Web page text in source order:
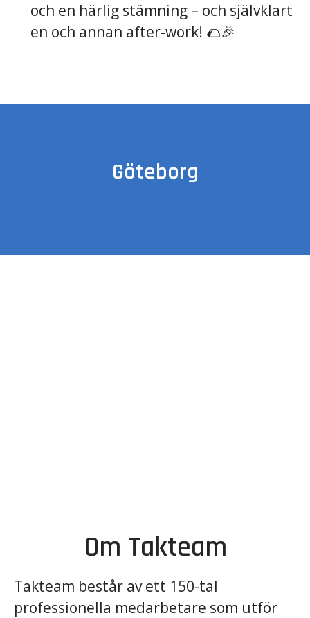
och en härlig stämning – och självklart
en och annan after-work! 🌮🎉
Göteborg
Om Takteam
Takteam består av ett 150-tal
professionella medarbetare som utför